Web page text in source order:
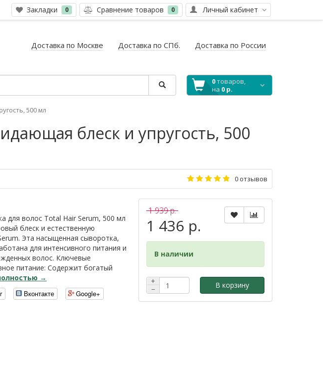
Личный кабинет
Закладки 0 Сравнение товаров 0
Доставка по Москве Доставка по СПб. Доставка по России
0товаров,
на 0 р.
500 мл
блеск и упругость, 500
0 отзывов
для волос Total Hair Serum, 500 мл
блеск и естественную
Эта насыщенная сыворотка,
для интенсивного питания и
волос. Ключевые
питание: Содержит богатый
→
Вконтакте Google+
1 939 р.
1 436 р.
В наличии
+
−
В корзину